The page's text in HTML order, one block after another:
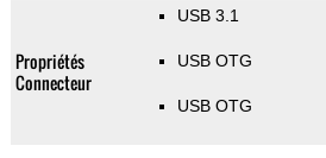
Propriétés
Connecteur
USB 3.1
USB OTG
USB OTG